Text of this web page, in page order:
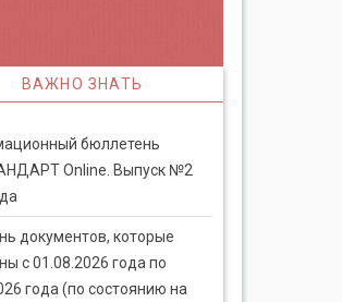
ВАЖНО ЗНАТЬ
бюллетень
Online. Выпуск №2
документов, которые
с 01.08.2026 года по
года (по состоянию на